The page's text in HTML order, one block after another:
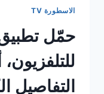
الاسطورة TV
التفاصيل